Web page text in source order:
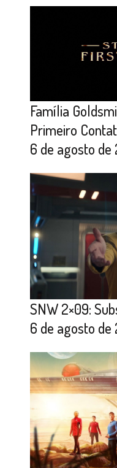
Família
Primeiro
6 de agosto de
SNW 2×09:
6 de agosto de